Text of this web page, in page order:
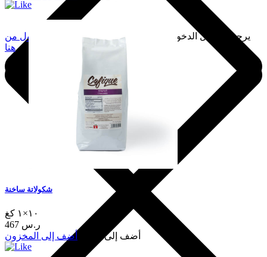
يرجى تسجيل الدخول لإضافة هذا إلى المفضلة.
سجّل الدخول من
هنا
شكولاتة ساخنة
١٠×١ كغ
467 ر.س
أضف إلى السلة
أضف إلى المخزون